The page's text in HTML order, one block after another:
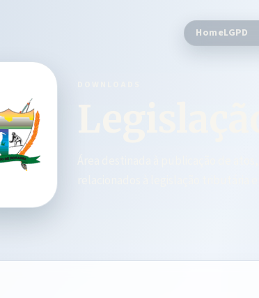
HomeLGPD